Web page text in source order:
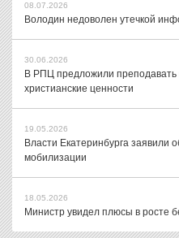
08.07.2026
Володин недоволен утечкой
30.06.2026
В РПЦ предложили преподавать
христианские ценности
19.05.2026
Власти Екатеринбурга заявили
мобилизации
18.05.2026
Министр увидел плюсы в росте